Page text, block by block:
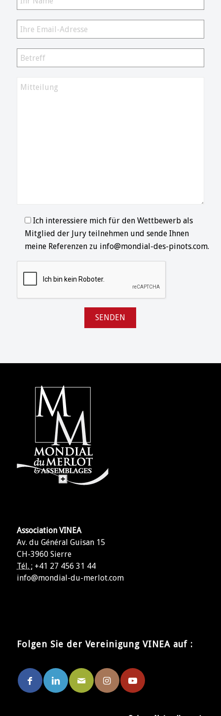
Ich interessiere mich für den Wettbewerb als
Mitglied der Jury teilnehmen und sende Ihnen
meine Referenzen zu info@mondial-des-pinots.com.
Association VINEA
Av. du Général Guisan 15
CH-3960 Sierre
Tél. : +41 27 456 31 44
info@mondial-du-merlot.com
Folgen Sie der Vereinigung VINEA auf :